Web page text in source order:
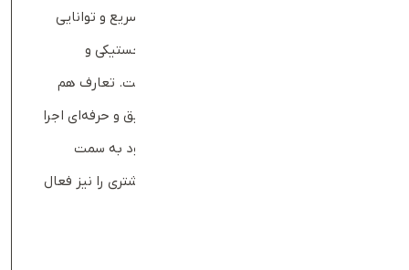
گذاشته است. این آمار نشان‌دهنده رشد سریع و توانایی
بالای این استارتاپ در مدیریت عملیات لجستیکی و
پاسخگویی به نیازهای متنوع مشتریان است. تعارف هم
توانسته است این عملیات را به شکلی دقیق و حرفه‌ای اجرا
کند و هم با توسعه دامنه فعالیت‌های خود به سمت
مدل‌های جدید کسب‌وکار، ظرفیت‌های بیشتری را نیز فعال